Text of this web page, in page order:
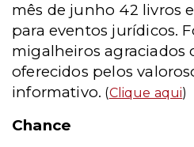
mês de junho 42 livros
para eventos jurídicos.
migalheiros agraciados
oferecidos pelos
informativo. (Clique aqui)
Chance